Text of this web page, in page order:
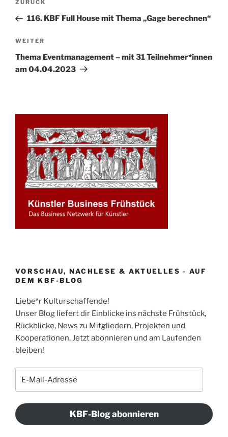
Vorheriger
Beitrag
ZURÜCK
116. KBF Full House mit Thema „Gage berechnen“
Nächster
Beitrag
WEITER
Thema Eventmanagement – mit 31 Teilnehmer*innen
am 04.04.2023
VORSCHAU, NACHLESE & AKTUELLES - AUF
DEM KBF-BLOG
Liebe*r Kulturschaffende!
Unser Blog liefert dir Einblicke ins nächste Frühstück,
Rückblicke, News zu Mitgliedern, Projekten und
Kooperationen. Jetzt abonnieren und am Laufenden
bleiben!
Mail-
KBF-Blog abonnieren